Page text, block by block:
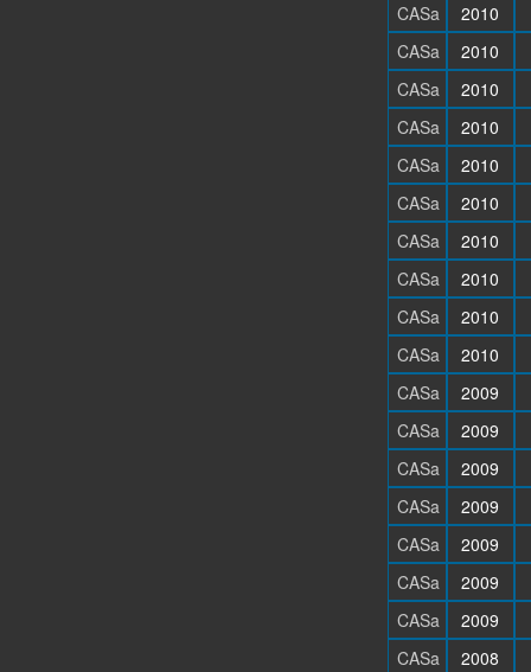
CASa
2010
CASa
2010
CASa
2010
CASa
2010
CASa
2010
CASa
2010
CASa
2010
CASa
2010
CASa
2010
CASa
2010
CASa
2009
CASa
2009
CASa
2009
CASa
2009
CASa
2009
CASa
2009
CASa
2009
CASa
2008